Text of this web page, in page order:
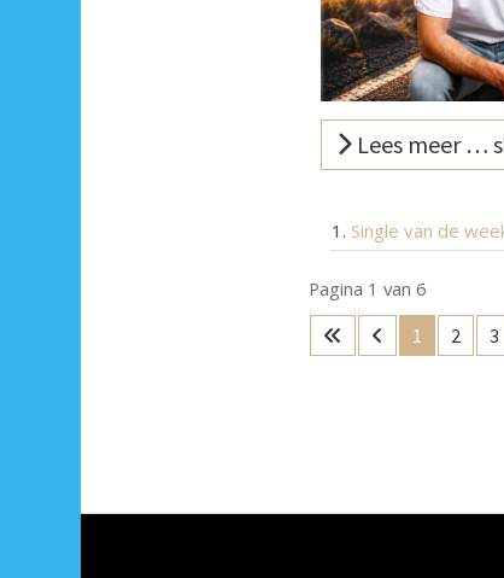
Lees meer …
Single van de
Pagina 1 van 6
1
2 3